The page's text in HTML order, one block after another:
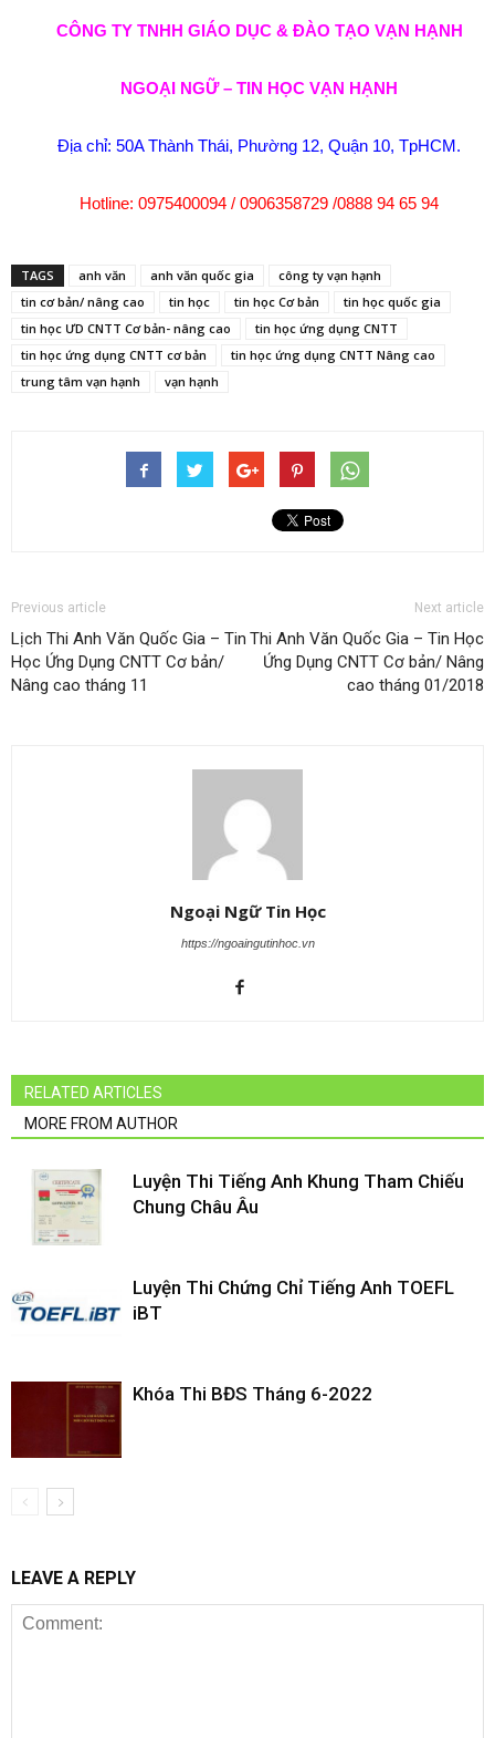
CÔNG TY TNHH GIÁO DỤC & ĐÀO TẠO VẠN HẠNH
NGOẠI NGỮ – TIN HỌC VẠN HẠNH
Địa chỉ: 50A Thành Thái, Phường 12, Quận 10, TpHCM.
Hotline: 0975400094 / 0906358729 /0888 94 65 94
TAGS anh văn anh văn quốc gia
công ty vạn hạnh
tin cơ bản/ nâng cao
tin học tin học Cơ bản
tin học quốc gia
tin học ƯD CNTT Cơ bản- nâng cao
tin học ứng dụng CNTT
tin học ứng dụng CNTT cơ bản
tin học ứng dụng CNTT Nâng cao
trung tâm vạn hạnh
vạn hạnh
Previous article
Lịch Thi Anh Văn Quốc Gia – Tin
Học Ứng Dụng CNTT Cơ bản/
Nâng cao tháng 11
Next article
Thi Anh Văn Quốc Gia – Tin Học
Ứng Dụng CNTT Cơ bản/ Nâng
cao tháng 01/2018
Ngoại Ngữ Tin Học
https://ngoaingutinhoc.vn
RELATED ARTICLES
MORE FROM AUTHOR
Luyện Thi Tiếng Anh Khung Tham Chiếu
Chung Châu Âu
Luyện Thi Chứng Chỉ Tiếng Anh TOEFL
iBT
Khóa Thi BĐS Tháng 6-2022
LEAVE A REPLY